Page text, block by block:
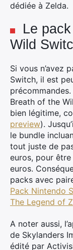
dédiée à Zelda.
Le
Wild
Si vous n’avez
Switch, il est
Breath of the
bien légitime,
preview).
le bundle
tout juste de
euros, pour
euros.
packs avec
Pack Nintendo
The Legend of
A noter aussi,
de Skylanders
édité par